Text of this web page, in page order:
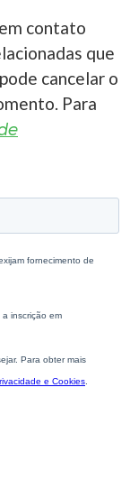
contato
que
cancelar o
Para